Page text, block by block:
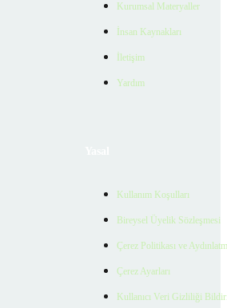
Kurumsal Materyaller
İnsan Kaynakları
İletişim
Yardım
Kullanım Koşulları
Bireysel Üyelik Sözleşmesi
Çerez Politikası ve
Çerez Ayarları
Kullanıcı Veri Gizliliği